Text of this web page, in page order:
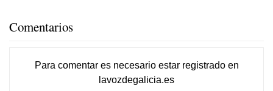
Comentarios
Para comentar es necesario estar registradoen
lavozdegalicia.es